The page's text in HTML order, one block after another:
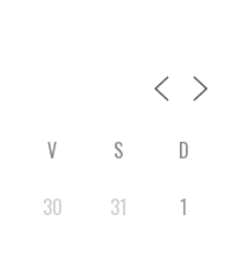
V S
D
30 31 1